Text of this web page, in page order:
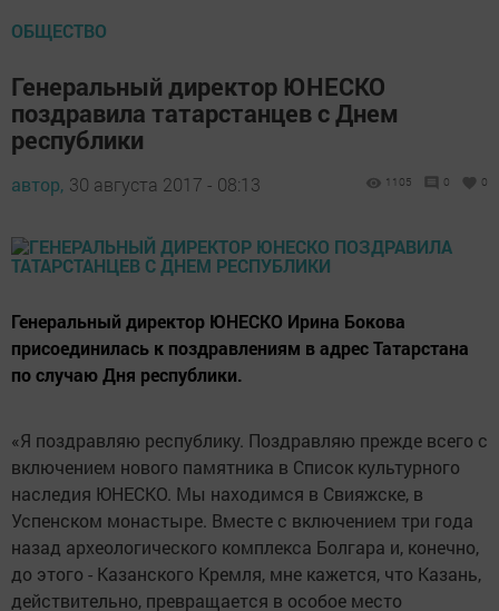
ОБЩЕСТВО
Генеральный директор ЮНЕСКО
поздравила татарстанцев с Днем
республики
автор, 30 августа 2017 - 08:13 1105 0 0
Генеральный директор ЮНЕСКО Ирина Бокова
присоединилась к поздравлениям в адрес Татарстана
по случаю Дня республики.
«Я поздравляю республику. Поздравляю прежде всего с
включением нового памятника в Список культурного
наследия ЮНЕСКО. Мы находимся в Свияжске, в
Успенском монастыре. Вместе с включением три года
назад археологического комплекса Болгара и, конечно,
до этого - Казанского Кремля, мне кажется, что Казань,
действительно, превращается в особое место